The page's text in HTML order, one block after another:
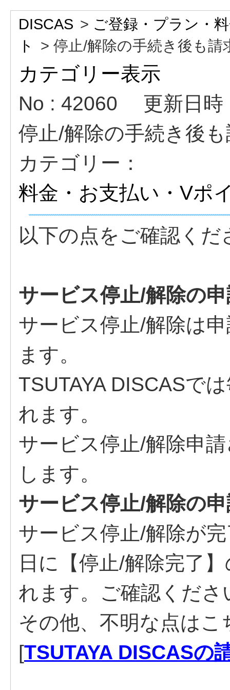
DISCAS > ご登録・プラン・
ト
> 停止/解除の手続き後も請
カテゴリー表示
No : 42060
更新日
停止/解除の手続き後
カテゴリー：
料金・お支払い・Vポ
以下の点をご確認くだ
サービス停止/解除の
サービス停止/解除は
ます。
TSUTAYA DISCASで
れます。
サービス停止/解除申
します。
サービス停止/解除の
サービス停止/解除が
日に【停止/解除完了
れます。ご確認くださ
その他、不明な点は
[TSUTAYA DISCASの